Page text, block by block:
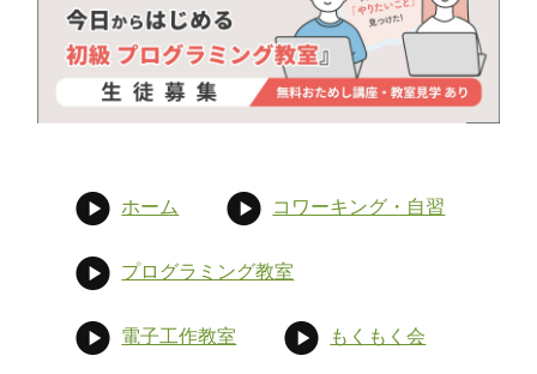
ホーム コワーキング・自習
プログラミング教室
電子工作教室 もくもく会